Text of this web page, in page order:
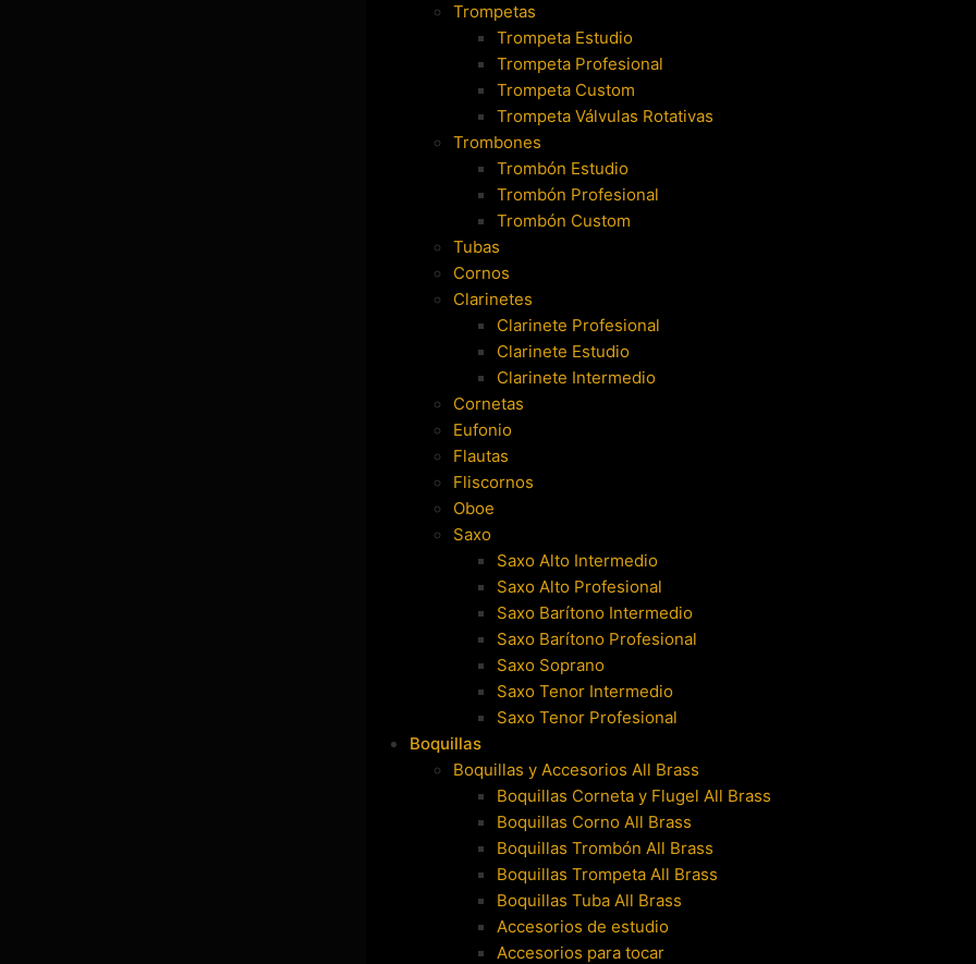
Trompetas
Trompeta Estudio
Trompeta Profesional
Trompeta Custom
Trompeta Válvulas Rotativas
Trombones
Trombón Estudio
Trombón Profesional
Trombón Custom
Tubas
Cornos
Clarinetes
Clarinete Profesional
Clarinete Estudio
Clarinete Intermedio
Cornetas
Eufonio
Flautas
Fliscornos
Oboe
Saxo
Saxo Alto Intermedio
Saxo Alto Profesional
Saxo Barítono Intermedio
Saxo Barítono Profesional
Saxo Soprano
Saxo Tenor Intermedio
Saxo Tenor Profesional
Boquillas
Boquillas y Accesorios All Brass
Boquillas Corneta y Flugel All Brass
Boquillas Corno All Brass
Boquillas Trombón All Brass
Boquillas Trompeta All Brass
Boquillas Tuba All Brass
Accesorios de estudio
Accesorios para tocar